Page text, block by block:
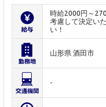
時給2000円～
考慮して決定い
い！
山形県 酒田市
-